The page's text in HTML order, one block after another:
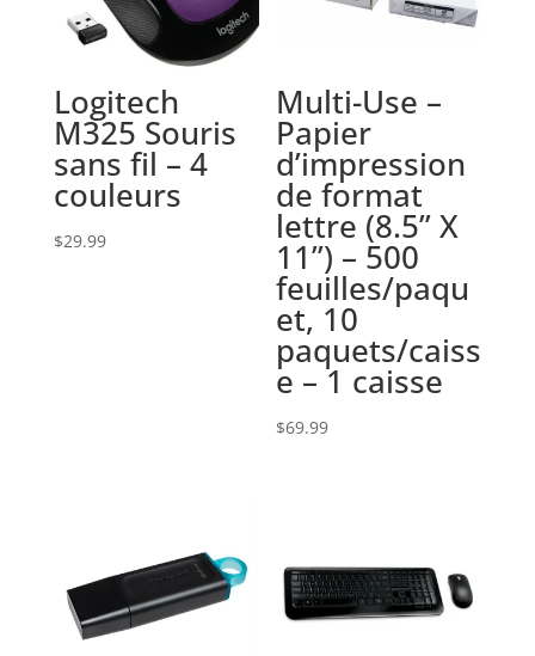
Logitech
M325 Souris
sans fil – 4
couleurs
$29.99
Multi-Use –
Papier
d’impression
de format
lettre (8.5” X
11”) – 500
feuilles/paqu
et, 10
paquets/caiss
e – 1 caisse
$69.99